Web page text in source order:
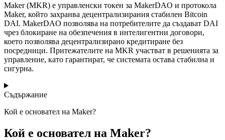
Maker (MKR) е управленски токен за MakerDAO и протокола
Maker, който захранва децентрализирания стабилен Bitcoin
DAI. MakerDAO позволява на потребителите да създават DAI
чрез блокиране на обезпечения в интелигентни договори,
което позволява децентрализирано кредитиране без
посредници. Притежателите на MKR участват в решенията за
управление, като гарантират, че системата остава стабилна и
сигурна.
Съдържание
Кой е основател на Maker?
Кой е основател на Maker?